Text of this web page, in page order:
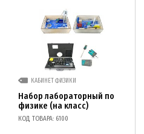
КАБИНЕТ ФИЗИКИ
Набор лабораторный по
физике (на класс)
КОД ТОВАРА: 6100